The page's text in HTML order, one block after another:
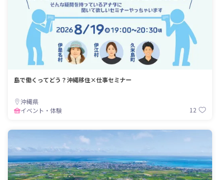
島で働くってどう？沖縄移住×仕事セミナー
沖縄県
イベント・体験
12